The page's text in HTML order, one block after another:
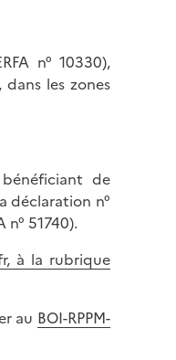
n° 10330),
, dans les zones
de
déclaration n°
n° 51740).
à la rubrique
au BOI-RPPM-